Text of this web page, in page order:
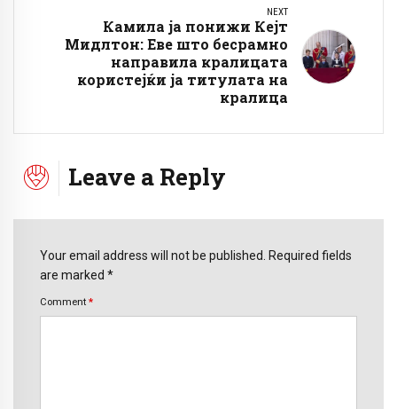
NEXT
Камила ја понижи Кејт
Мидлтон: Еве што бесрамно
направила кралицата
користејќи ја титулата на
кралица
Leave a Reply
Your email address will not be published. Required fields
are marked *
Comment *